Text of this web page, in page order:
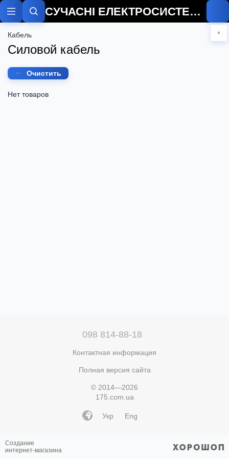
Кабель
Силовой кабель
Очистить
Нет товаров
098 814-88-18
Контактная информация
Полная версия сайта
© 2014—2026
175.com.ua
Укр Eng
Создание
интернет-магазина
СУЧАСНІ ЕЛЕКТРОСИСТЕМИ